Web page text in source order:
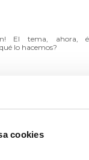
cookies
El tema, ahora,
lo hacemos?
necesitan
fue, tal como
las cosas, como
o justo al revés
ala ancha (de